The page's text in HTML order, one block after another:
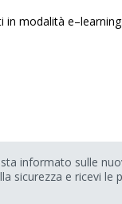
modalità
informato sulle
sicurezza e ricevi le